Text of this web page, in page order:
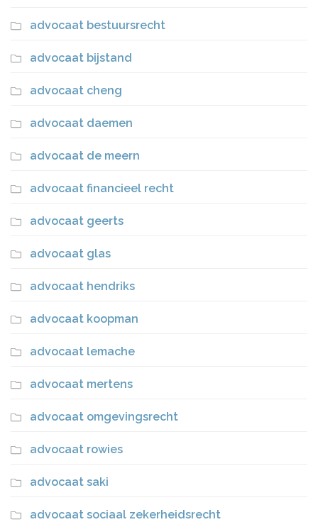
advocaat bestuursrecht
advocaat bijstand
advocaat cheng
advocaat daemen
advocaat de meern
advocaat financieel recht
advocaat geerts
advocaat glas
advocaat hendriks
advocaat koopman
advocaat lemache
advocaat mertens
advocaat omgevingsrecht
advocaat rowies
advocaat saki
advocaat sociaal zekerheidsrecht